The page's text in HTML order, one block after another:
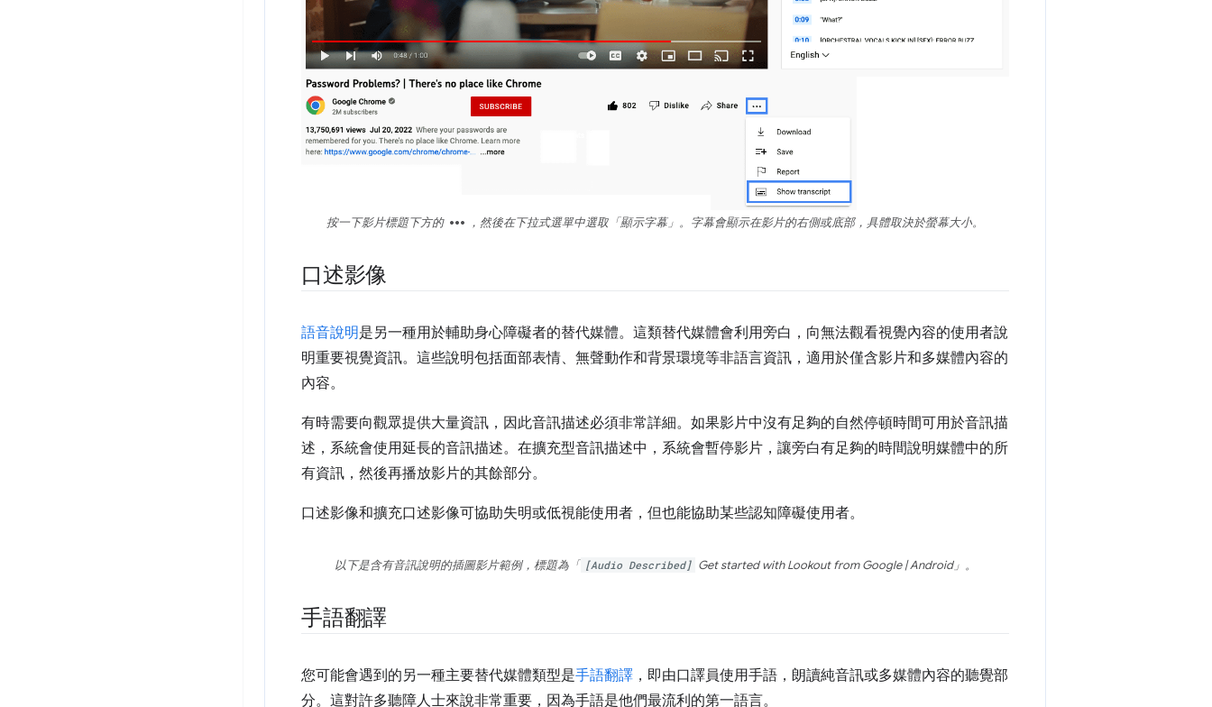
按一下影片標題下方的 more_horiz ，然後在下拉式選單中選取「顯示字幕」 。字幕會顯示在影片的右側或底部，具體取決於螢幕大小。
口述影像
語音說明是另一種用於輔助身心障礙者的替代媒體。這類替代媒體會利用旁白，向無法觀看視覺內容的使用者說
明重要視覺資訊。這些說明包括面部表情、無聲動作和背景環境等非語言資訊，適用於僅含影片和多媒體內容的
內容。
有時需要向觀眾提供大量資訊，因此音訊描述必須非常詳細。如果影片中沒有足夠的自然停頓時間可用於音訊描
述，系統會使用延長的音訊描述。在擴充型音訊描述中，系統會暫停影片，讓旁白有足夠的時間說明媒體中的所
有資訊，然後再播放影片的其餘部分。
口述影像和擴充口述影像可協助失明或低視能使用者，但也能協助某些認知障礙使用者。
以下是含有音訊說明的插圖影片範例，標題為「 [Audio Described] Get started with Lookout from Google | Android」 。
手語翻譯
您可能會遇到的另一種主要替代媒體類型是手語翻譯 ，即由口譯員使用手語，朗讀純音訊或多媒體內容的聽覺部
分。這對許多聽障人士來說非常重要，因為手語是他們最流利的第一語言。